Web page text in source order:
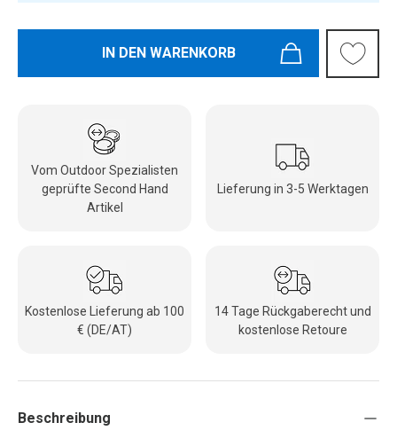
IN DEN WARENKORB
Vom Outdoor Spezialisten
geprüfte Second Hand
Artikel
Lieferung in 3-5 Werktagen
Kostenlose Lieferung ab 100
€ (DE/AT)
14 Tage Rückgaberecht und
kostenlose Retoure
Beschreibung